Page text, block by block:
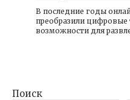
В последние годы
преобразили цифровые
возможности для
Поиск